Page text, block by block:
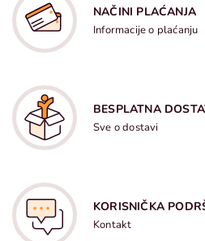
NAČINI PLAĆANJA
Informacije o plaćanju
BESPLATNA
Sve o dostavi
KORISNIČKA
Kontakt